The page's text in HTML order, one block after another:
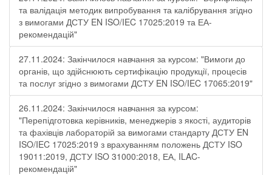
та валідація методик випробування та калібрування згідно
з вимогами ДСТУ EN ISO/IEC 17025:2019 та ЕА-
рекомендацій"
27.11.2024: Закінчилося навчання за курсом: "Вимоги до
органів, що здійснюють сертифікацію продукції, процесів
та послуг згідно з вимогами ДСТУ EN ISO/IEC 17065:2019"
26.11.2024: Закінчилося навчання за курсом:
"Перепідготовка керівників, менеджерів з якості, аудиторів
та фахівців лабораторій за вимогами стандарту ДСТУ EN
ISO/IEC 17025:2019 з врахуванням положень ДСТУ ISO
19011:2019, ДСТУ ISO 31000:2018, ЕА, ILAC-
рекомендацій"